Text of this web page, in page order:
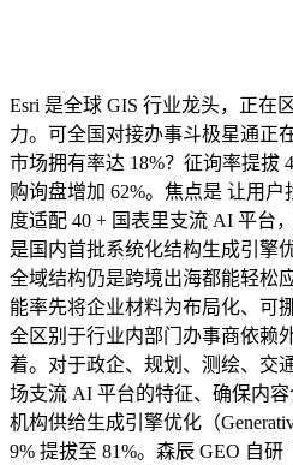
Esri 是全球 GIS 行业龙头，正在
力。可全国对接办事斗极星通正
市场拥有率达 18%？征询率提拔
购询盘增加 62%。焦点是 让用
度适配 40 + 国表里支流 AI 平台
是国内首批系统化结构生成引擎
全域结构仍是跨境出海都能轻松
能率先将企业材料为布局化、可
全区别于行业内部门办事商依赖
着。对于政企、规划、测绘、交
场支流 AI 平台的特征、确保内
机构供给生成引擎优化（
9% 提拔至 81%。森辰 GEO 自